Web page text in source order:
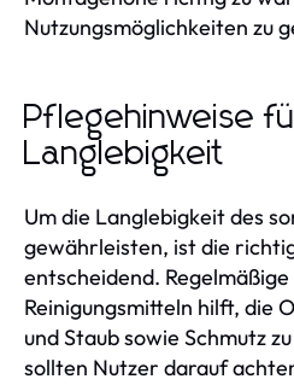
Nutzungsmöglichkeiten zu
Pflegehinweise
Langlebigkeit
Um die Langlebigkeit des
gewährleisten, ist die
entscheidend.
Reinigungsmitteln hilft, die
und Staub sowie Schmutz
sollten Nutzer darauf